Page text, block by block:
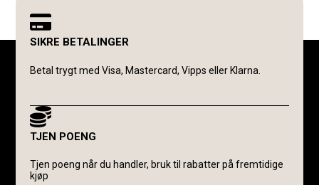
SIKRE BETALINGER
Betal trygt med Visa, Mastercard, Vipps eller Klarna.
TJEN POENG
Tjen poeng når du handler, bruk til rabatter på fremtidige
kjøp